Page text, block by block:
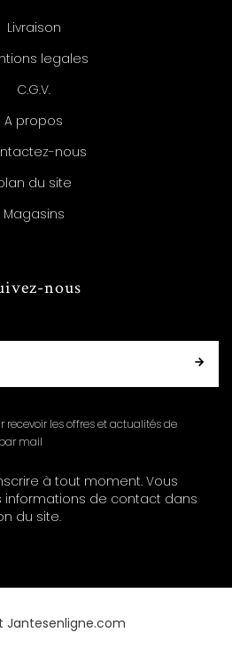
Livraison
legales
C.G.V.
A propos
nous
du site
Magasins
nous
recevoir les offres et actualités de
mail
à tout moment. Vous
informations de contact dans
du site.
Jantesenligne.com